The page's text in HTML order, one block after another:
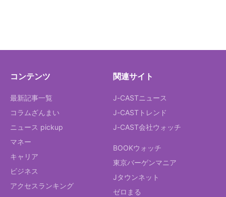
コンテンツ
最新記事一覧
コラムざんまい
ニュース pickup
マネー
キャリア
ビジネス
アクセスランキング
関連サイト
J-CASTニュース
J-CASTトレンド
J-CAST会社ウォッチ
BOOKウォッチ
東京バーゲンマニア
Jタウンネット
ゼロまる